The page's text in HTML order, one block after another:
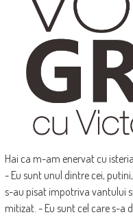
Hai ca m-am enervat cu
- Eu sunt unul dintre cei,
s-au pisat impotriva vantului
mitizat. - Eu sunt cel care s-a